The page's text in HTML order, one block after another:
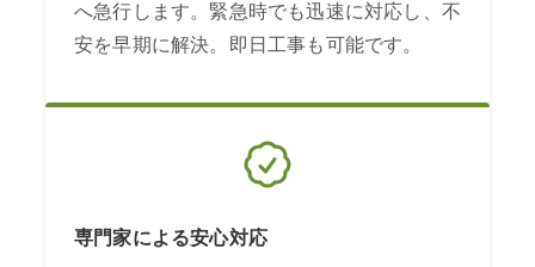
へ急行します。緊急時でも迅速に対応し、不
安を早期に解決。即日工事も可能です。
専門家による安心対応